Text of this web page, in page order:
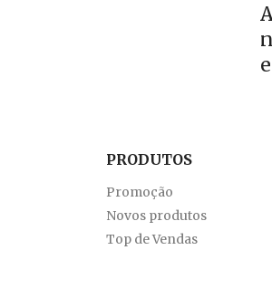
PRODUTOS
Promoção
Novos produtos
Top de Vendas